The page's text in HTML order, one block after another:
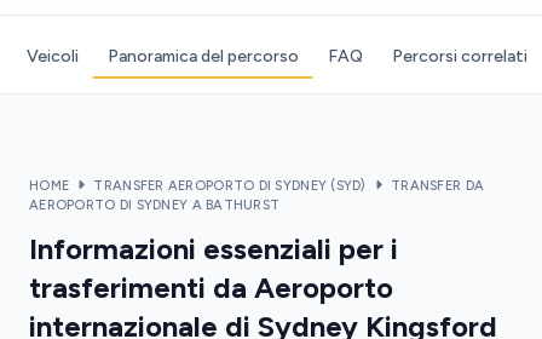
Veicoli Panoramica del percorso FAQ Percorsi correlati
HOME TRANSFER AEROPORTO DI SYDNEY (SYD)
TRANSFER DA
AEROPORTO DI SYDNEY A BATHURST
Informazioni essenziali per i
trasferimenti da Aeroporto
internazionale di Sydney Kingsford